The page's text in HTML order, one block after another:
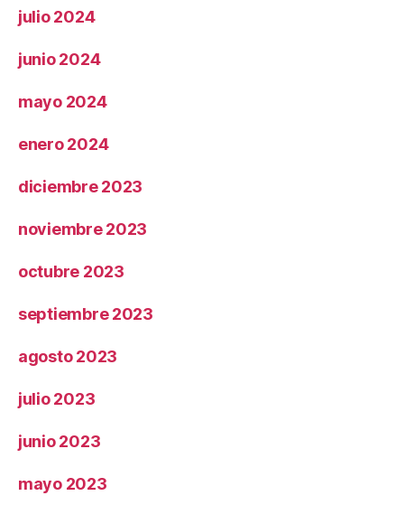
julio 2024
junio 2024
mayo 2024
enero 2024
diciembre 2023
noviembre 2023
octubre 2023
septiembre 2023
agosto 2023
julio 2023
junio 2023
mayo 2023